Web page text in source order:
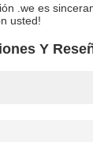
.we es
usted!
Y